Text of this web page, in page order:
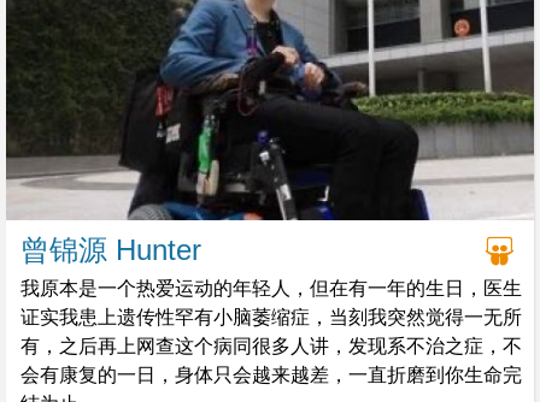
曾锦源 Hunter
我原本是一个热爱运动的年轻人，但在有一年的生日，医生
证实我患上遗传性罕有小脑萎缩症，当刻我突然觉得一无所
有，之后再上网查这个病同很多人讲，发现系不治之症，不
会有康复的一日，身体只会越来越差，一直折磨到你生命完